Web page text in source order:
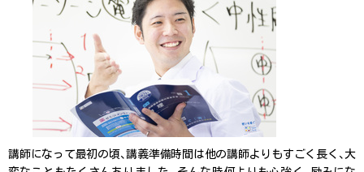
講師になって最初の頃、講義準備時間は他の講師よりもすごく長く、大